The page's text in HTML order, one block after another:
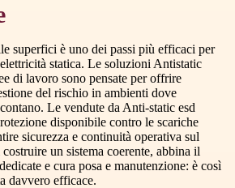
superfici è uno dei passi più efficaci per
statica. Le soluzioni Antistatic
di lavoro sono pensate per offrire
del rischio in ambienti dove
Le vendute da Anti-static esd
disponibile contro le scariche
sicurezza e continuità operativa sul
un sistema coerente, abbina il
e cura posa e manutenzione: è così
davvero efficace.